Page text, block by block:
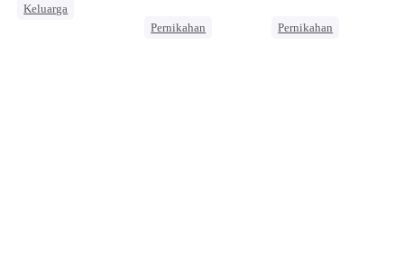
Keluarga
Pernikahan
Pernikahan